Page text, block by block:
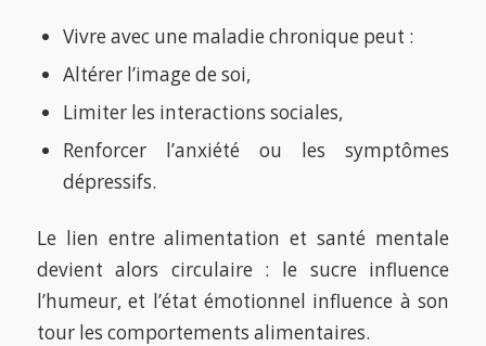
Vivre avec une maladie chronique peut :
Altérer l’image de soi,
Limiter les interactions sociales,
Renforcer l’anxiété ou les symptômes
dépressifs.
Le lien entre alimentation et santé mentale
devient alors circulaire : le sucre influence
l’humeur, et l’état émotionnel influence à son
tour les comportements alimentaires.